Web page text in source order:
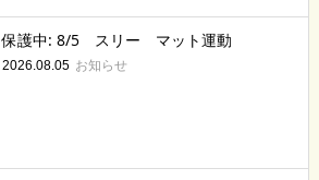
保護中: 8/5 スリー マット運動
2026.08.05 お知らせ